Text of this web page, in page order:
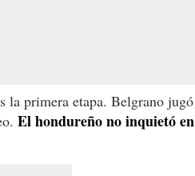
la primera etapa. Belgrano jugó
El hondureño no inquietó en